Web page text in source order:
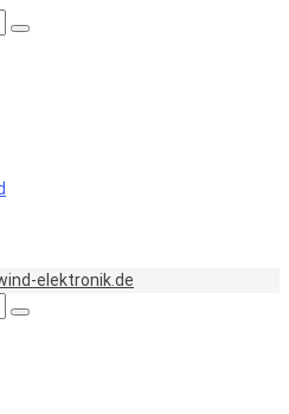
elektronik.de